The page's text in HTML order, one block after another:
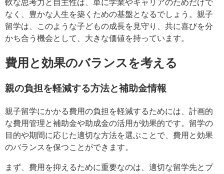
なく、豊かな人生を築くための基盤となるでしょう。親子
留学は、このような子どもの成長を見守り、共に喜びを分
かち合う機会として、大きな価値を持っています。
費用と効果のバランスを考える
親の負担を軽減する方法と補助金情報
親子留学にかかる費用の負担を軽減するためには、計画的
な費用管理と補助金や助成金の活用が効果的です。留学の
目的や期間に応じた適切な方法を選ぶことで、費用と効果
のバランスを保つことができます。
まず、費用を抑えるために重要なのは、適切な留学先とプ